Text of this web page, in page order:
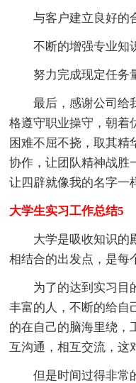
与客户建立良好的
不断的增强专业知
努力完成现定任务
最后，感谢公司给
格遵守职业操守，朝着
困难不屈不挠，取其精
协作，让团队精神战胜
让四辟就像我的名字一
大学生实习工作总结5
大学是吸收知识的殿
相结合的出发点，是每
为了的达到实习目
丰富的人，不断的给自
的在自己的脑海里绕，
互沟通，相互交流，这
但是时间过得非常的